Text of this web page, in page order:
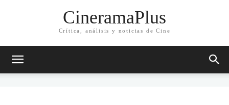
CineramaPlus
Crítica, análisis y noticias de Cine